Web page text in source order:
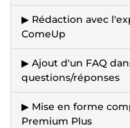
▶ Rédaction avec
ComeUp
▶ Ajout d'un FAQ
questions/réponses
▶ Mise en forme
Premium Plus